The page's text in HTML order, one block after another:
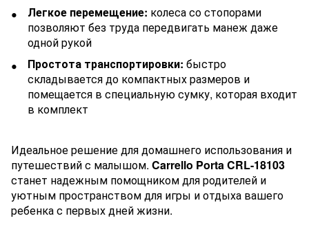
Легкое перемещение: колеса со стопорами
позволяют без труда передвигать манеж даже
одной рукой
Простота транспортировки: быстро
складывается до компактных размеров и
помещается в специальную сумку, которая входит
в комплект
Идеальное решение для домашнего использования и
путешествий с малышом. Carrello Porta CRL-18103
станет надежным помощником для родителей и
уютным пространством для игры и отдыха вашего
ребенка с первых дней жизни.